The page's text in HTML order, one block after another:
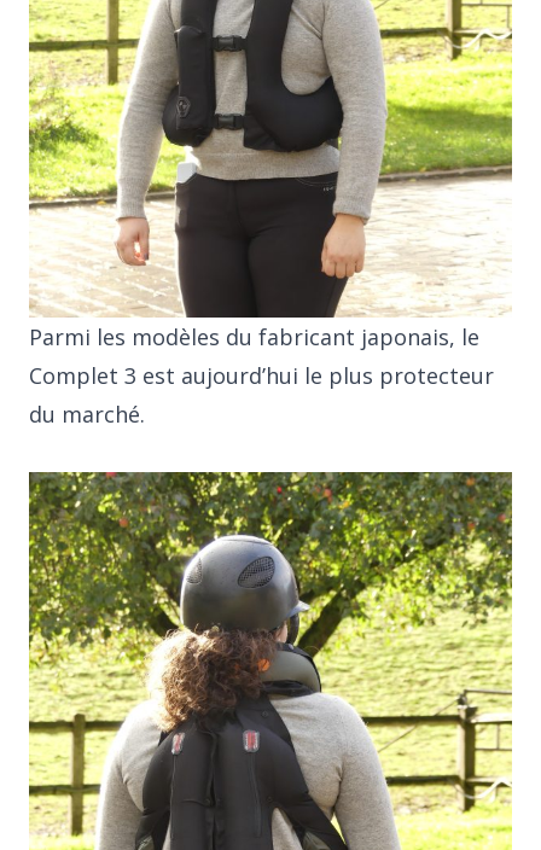
Parmi les modèles du fabricant japonais, le
Complet 3 est aujourd’hui le plus protecteur
du marché.